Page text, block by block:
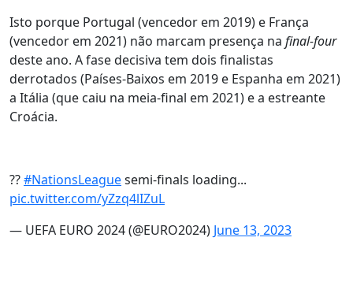
Isto porque Portugal (vencedor em 2019) e França
(vencedor em 2021) não marcam presença na final-four
deste ano. A fase decisiva tem dois finalistas
derrotados (Países-Baixos em 2019 e Espanha em 2021)
a Itália (que caiu na meia-final em 2021) e a estreante
Croácia.
??#NationsLeaguesemi-finals loading...
pic.twitter.com/yZzq4lIZuL
— UEFA EURO 2024 (@EURO2024) June 13, 2023